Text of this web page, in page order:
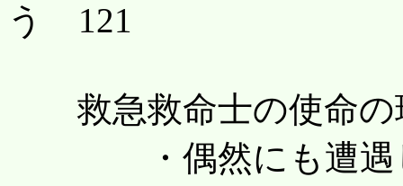
う 121
救急救命士の使命
・偶然にも遭遇し